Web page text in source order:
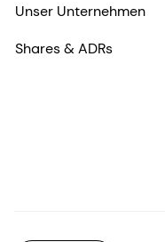
Unser Unternehmen
Shares & ADRs